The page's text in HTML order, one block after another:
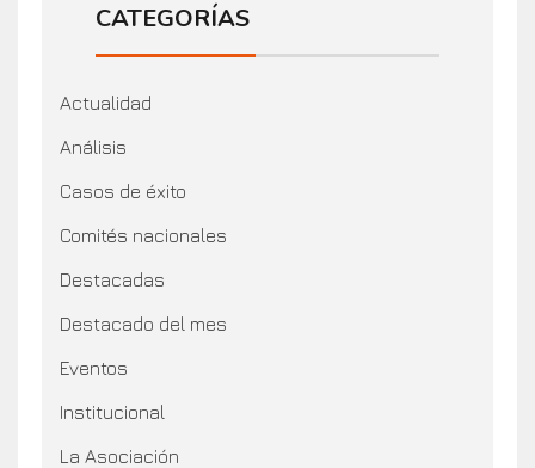
CATEGORÍAS
Actualidad
Análisis
Casos de éxito
Comités nacionales
Destacadas
Destacado del mes
Eventos
Institucional
La Asociación